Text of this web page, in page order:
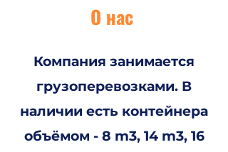
О нас
Компания занимается
грузоперевозками. В
наличии есть контейнера
объёмом - 8 m3, 14 m3, 16